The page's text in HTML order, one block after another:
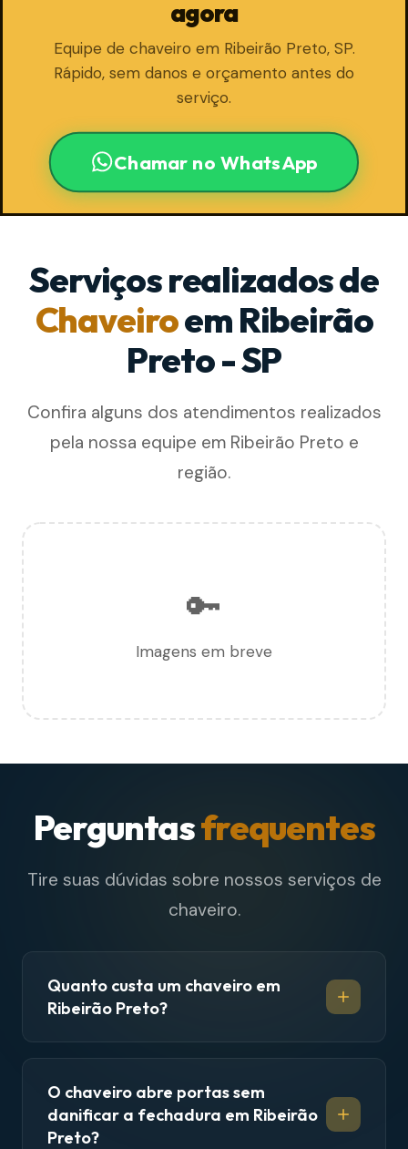
agora
Equipe de chaveiro em Ribeirão Preto, SP.
Rápido, sem danos e orçamento antes do
serviço.
Chamar no WhatsApp
Serviços realizados de
Chaveiroem Ribeirão
Preto - SP
Confira alguns dos atendimentos realizados
pela nossa equipe em Ribeirão Preto e
região.
🔑
Imagens em breve
Perguntasfrequentes
Tire suas dúvidas sobre nossos serviços de
chaveiro.
Quanto custa um chaveiro em
Ribeirão Preto?
O chaveiro abre portas sem
danificar a fechadura em Ribeirão
Preto?